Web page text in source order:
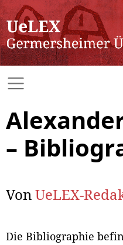
–
VonUeLEX-
Die Bibliographie